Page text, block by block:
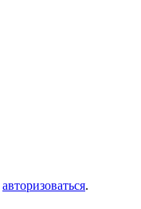
авторизоваться.